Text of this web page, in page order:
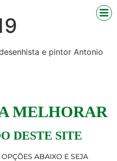
e pintor Antonio
MELHORAR
DESTE SITE
ABAIXO E SEJA